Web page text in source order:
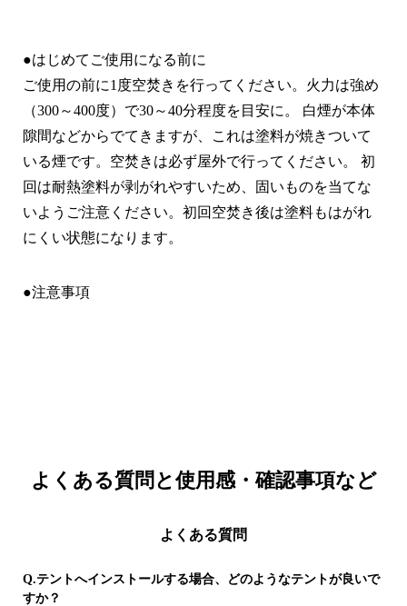
●はじめてご使用になる前に
ご使用の前に1度空焚きを行ってください。火力は強め
（300～400度）で30～40分程度を目安に。 白煙が本体
隙間などからでてきますが、これは塗料が焼きついて
いる煙です。空焚きは必ず屋外で行ってください。 初
回は耐熱塗料が剥がれやすいため、固いものを当てな
いようご注意ください。初回空焚き後は塗料もはがれ
にくい状態になります。
●注意事項
よくある質問と使用感・確認事項など
よくある質問
Q.テントへインストールする場合、どのようなテントが良いで
すか？